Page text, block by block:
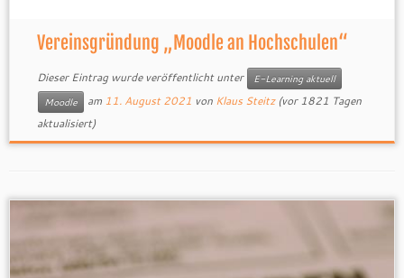
Vereinsgründung „Moodle an Hochschulen“
Dieser Eintrag wurde veröffentlicht unter
E-Learning aktuell
Moodle
am 11. August 2021 von Klaus Steitz(vor 1821 Tagen
aktualisiert)